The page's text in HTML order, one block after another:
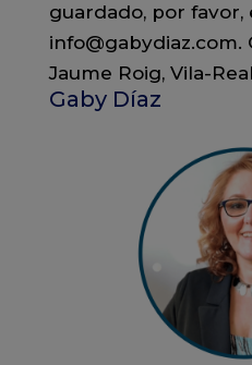
guardado, por
info@gabydiaz.com.
Jaume Roig, Vila-
Gaby Díaz